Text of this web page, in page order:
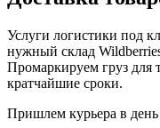
Услуги логистики под
нужный склад
Промаркируем груз для
кратчайшие сроки.
Пришлем курьера в день